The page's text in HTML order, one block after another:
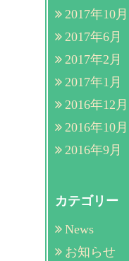
2017年10月
2017年6月
2017年2月
2017年1月
2016年12月
2016年10月
2016年9月
カテゴリー
News
お知らせ